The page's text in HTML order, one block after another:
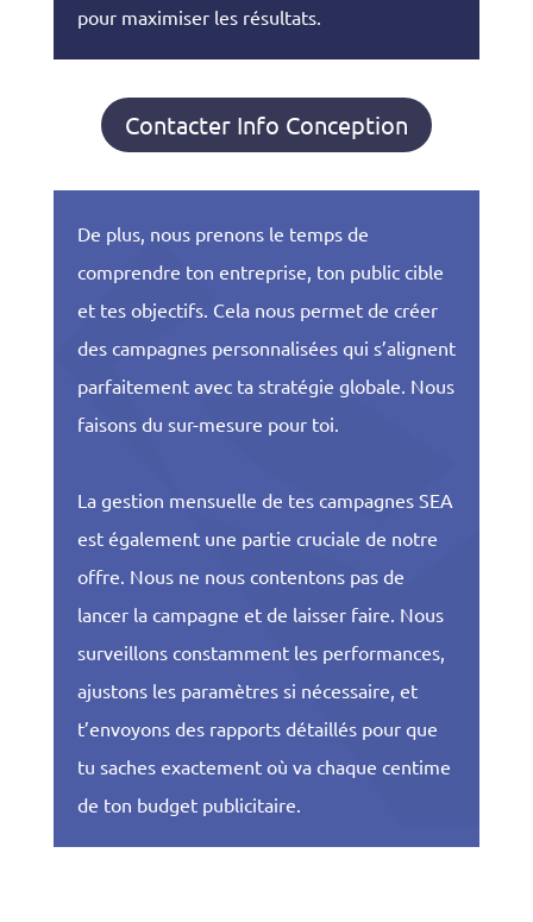
pour maximiser les résultats.
Contacter Info Conception
De plus, nous prenons le temps de
comprendre ton entreprise, ton public cible
et tes objectifs. Cela nous permet de créer
des campagnes personnalisées qui s’alignent
parfaitement avec ta stratégie globale. Nous
faisons du sur-mesure pour toi.
La gestion mensuelle de tes campagnes SEA
est également une partie cruciale de notre
offre. Nous ne nous contentons pas de
lancer la campagne et de laisser faire. Nous
surveillons constamment les performances,
ajustons les paramètres si nécessaire, et
t’envoyons des rapports détaillés pour que
tu saches exactement où va chaque centime
de ton budget publicitaire.